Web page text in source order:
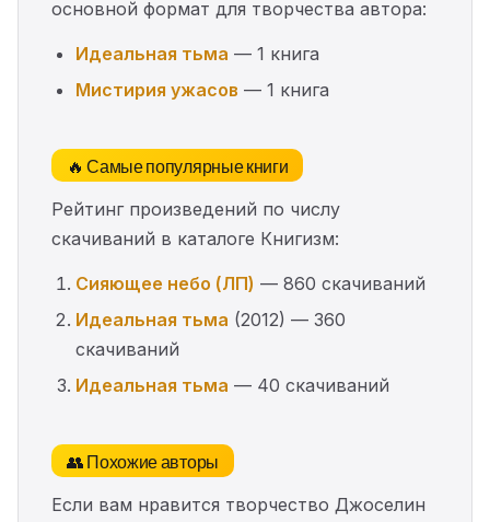
основной формат для творчества автора:
Идеальная тьма — 1 книга
Мистирия ужасов — 1 книга
🔥 Самые популярные книги
Рейтинг произведений по числу
скачиваний в каталоге Книгизм:
Сияющее небо (ЛП) — 860 скачиваний
Идеальная тьма (2012) — 360
скачиваний
Идеальная тьма — 40 скачиваний
👥 Похожие авторы
Если вам нравится творчество Джоселин